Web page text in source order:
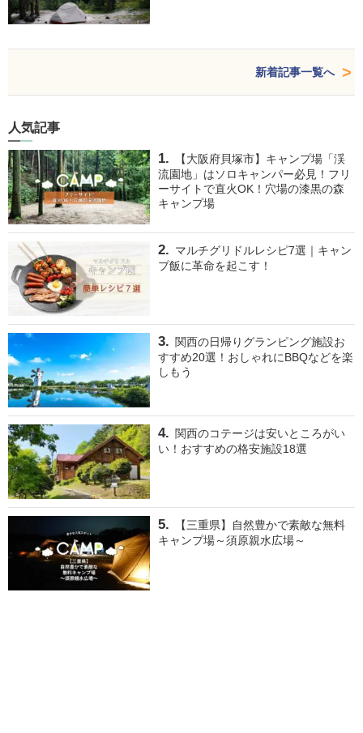
新着記事一覧へ
人気記事
【大阪府貝塚市】キャンプ場「渓
流園地」はソロキャンパー必見！フリ
ーサイトで直火OK！穴場の漆黒の森
キャンプ場
マルチグリドルレシピ7選｜キャン
プ飯に革命を起こす！
関西の日帰りグランピング施設お
すすめ20選！おしゃれにBBQなどを楽
しもう
関西のコテージは安いところがい
い！おすすめの格安施設18選
【三重県】自然豊かで素敵な無料
キャンプ場～須原親水広場～